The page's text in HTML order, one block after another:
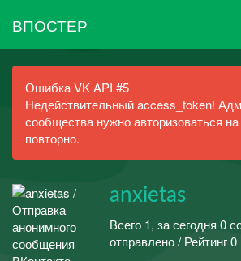
ВПОСТЕР
Ошибка VK API #5
Недействительный access_token!
сообщества нужно авторизоваться
повторно.
anxietas
Всего 1, за сегодня 0
отправлено / Рейтинг 0